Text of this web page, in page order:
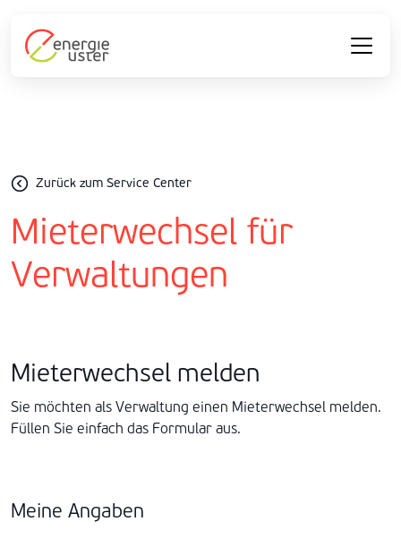
Zurück zum Service Center
Mieterwechsel für
Verwaltungen
Mieterwechsel melden
Sie möchten als Verwaltung einen Mieterwechsel melden.
Füllen Sie einfach das Formular aus.
Meine Angaben